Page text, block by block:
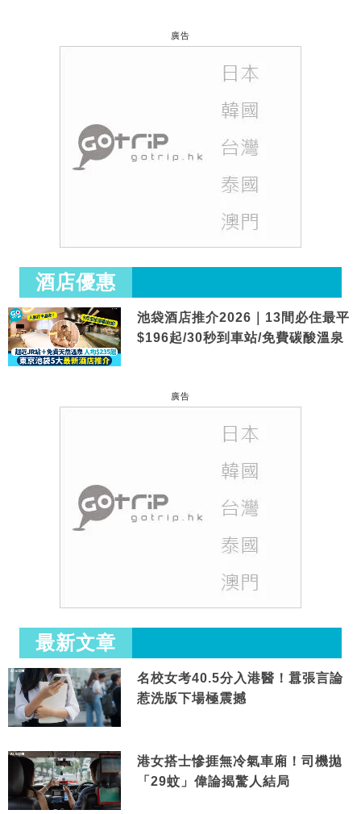
廣告
酒店優惠
池袋酒店推介2026｜13間必住最平
$196起/30秒到車站/免費碳酸溫泉
廣告
最新文章
名校女考40.5分入港醫！囂張言論
惹洗版下場極震撼
港女搭士慘捱無冷氣車廂！司機拋
「29蚊」偉論揭驚人結局